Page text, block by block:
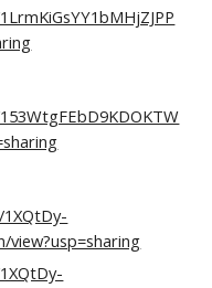
view?usp=sharing